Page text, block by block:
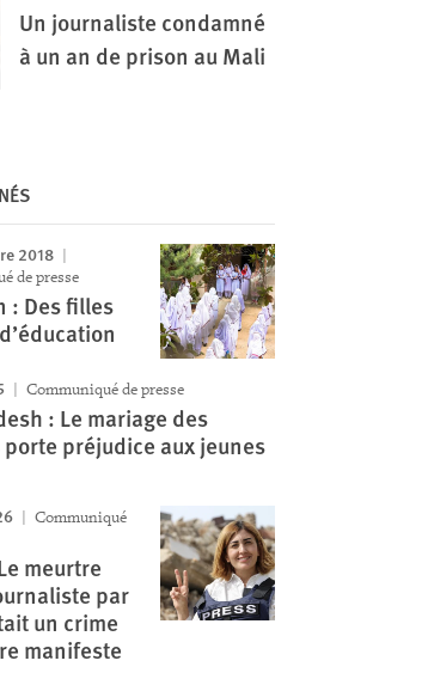
Un journaliste condamné
à un an de prison au Mali
2018
de presse
: Des filles
Communiqué de presse
: Le mariage des
préjudice aux jeunes
Communiqué
meurtre
par
un crime
manifeste